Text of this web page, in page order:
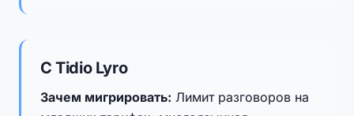
С Tidio Lyro
Зачем мигрировать: Лимит разговоров на